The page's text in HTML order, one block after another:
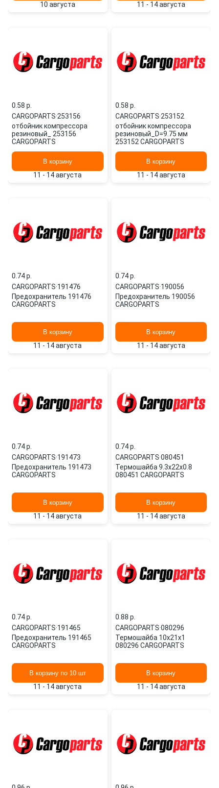
10 августа 11 - 14 августа
0.58 p.
CARGOPARTS·253156
отбойник компрессора
резиновый_ 253156
CARGOPARTS
В корзину
11 - 14 августа
0.58 p.
CARGOPARTS·253152
отбойник компрессора
резиновый_D=9.75 мм
253152 CARGOPARTS
В корзину
11 - 14 августа
0.74 p.
CARGOPARTS·191476
Предохранитель 191476
CARGOPARTS
В корзину
11 - 14 августа
0.74 p.
CARGOPARTS·190056
Предохранитель 190056
CARGOPARTS
В корзину
11 - 14 августа
0.74 p.
CARGOPARTS·191473
Предохранитель 191473
CARGOPARTS
В корзину
11 - 14 августа
0.74 p.
CARGOPARTS·080451
Термошайба 9.3x22x0.8
080451 CARGOPARTS
В корзину
11 - 14 августа
0.74 p.
CARGOPARTS·191465
Предохранитель 191465
CARGOPARTS
В корзину по 10 шт
11 - 14 августа
0.88 p.
CARGOPARTS·080296
Термошайба 10x21x1
080296 CARGOPARTS
В корзину
11 - 14 августа